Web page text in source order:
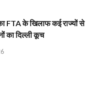
FTA के खिलाफ कई राज्यों से
का दिल्ली कूच